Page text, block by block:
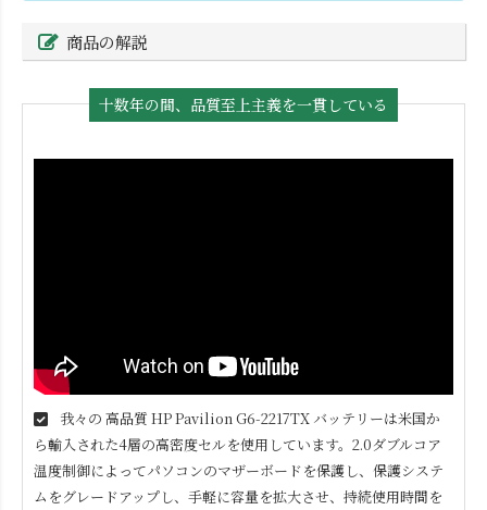
商品の解説
十数年の間、品質至上主義を一貫している
我々の 高品質 HP Pavilion G6-2217TX バッテリーは米国か
ら輸入された4層の高密度セルを使用しています。2.0ダブルコア
温度制御によってパソコンのマザーボードを保護し、保護システ
ムをグレードアップし、手軽に容量を拡大させ、持続使用時間を